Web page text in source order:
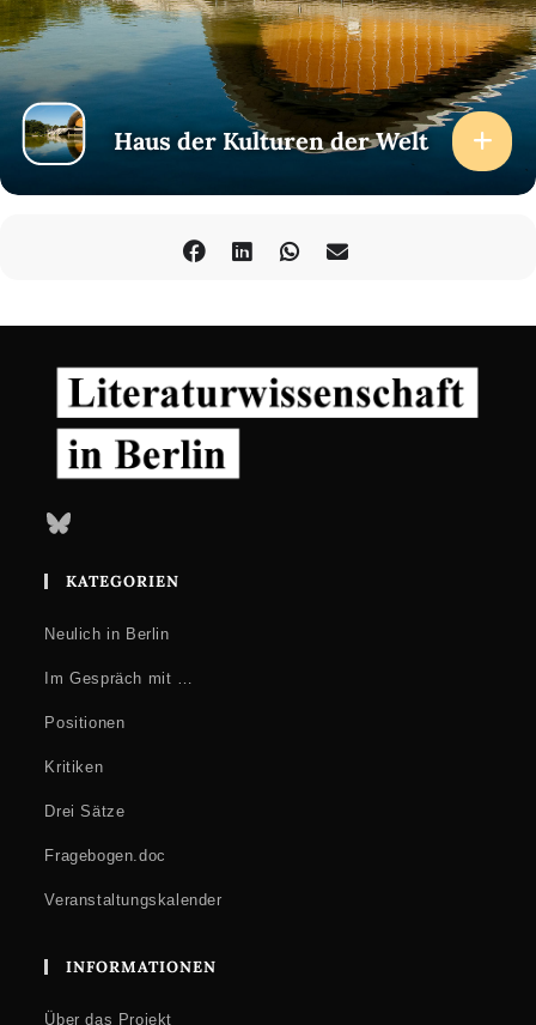
Haus der Kulturen der Welt
Bluesky
KATEGORIEN
Neulich in Berlin
Im Gespräch mit …
Positionen
Kritiken
Drei Sätze
Fragebogen.doc
Veranstaltungskalender
INFORMATIONEN
Über das Projekt